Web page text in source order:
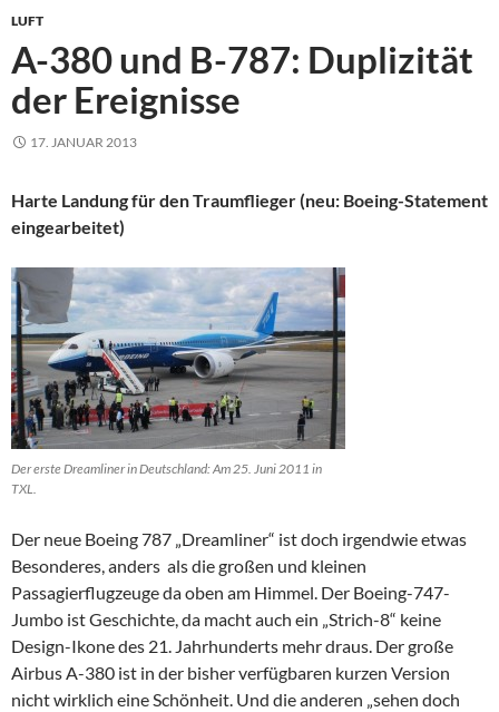
LUFT
A-380 und B-787: Duplizität
der Ereignisse
17. JANUAR 2013
Harte Landung für den Traumflieger (neu: Boeing-Statement
eingearbeitet)
Der erste Dreamliner in Deutschland: Am 25. Juni 2011 in
TXL.
Der neue Boeing 787 „Dreamliner“ ist doch irgendwie etwas
Besonderes, anders als die großen und kleinen
Passagierflugzeuge da oben am Himmel. Der Boeing-747-
Jumbo ist Geschichte, da macht auch ein „Strich-8“ keine
Design-Ikone des 21. Jahrhunderts mehr draus. Der große
Airbus A-380 ist in der bisher verfügbaren kurzen Version
nicht wirklich eine Schönheit. Und die anderen „sehen doch